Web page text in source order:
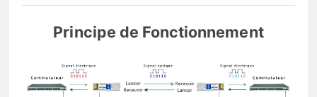
Principe de Fonctionnement